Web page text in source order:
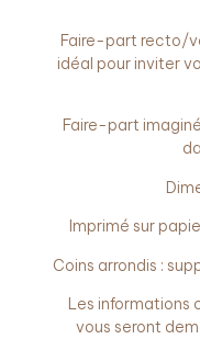
Faire-part recto/
idéal pour inviter
Faire-part
Imprimé sur
Coins arrondis :
Les informations
vous seront